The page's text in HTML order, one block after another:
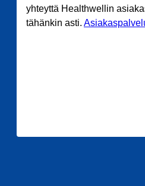
yhteyttä Healthwellin
tähänkin asti.